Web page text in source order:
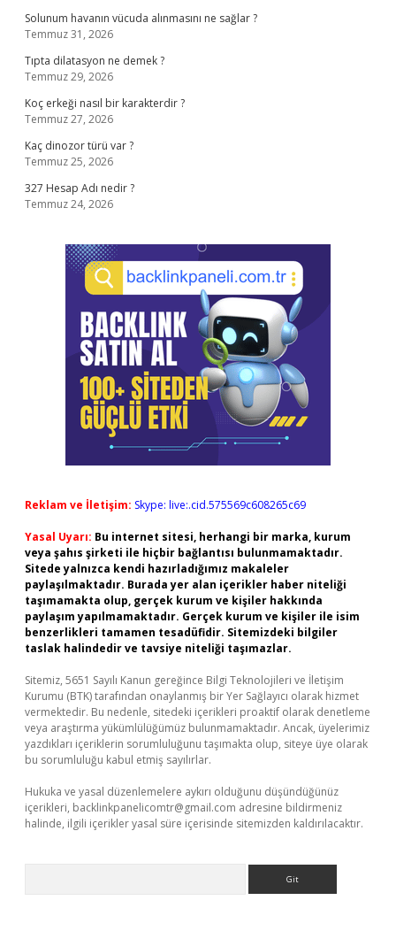
Solunum havanın vücuda alınmasını ne sağlar ?
Temmuz 31, 2026
Tıpta dilatasyon ne demek ?
Temmuz 29, 2026
Koç erkeği nasıl bir karakterdir ?
Temmuz 27, 2026
Kaç dinozor türü var ?
Temmuz 25, 2026
327 Hesap Adı nedir ?
Temmuz 24, 2026
Reklam ve İletişim: Skype: live:.cid.575569c608265c69
Yasal Uyarı: Bu internet sitesi, herhangi bir marka, kurum
veya şahıs şirketi ile hiçbir bağlantısı bulunmamaktadır.
Sitede yalnızca kendi hazırladığımız makaleler
paylaşılmaktadır. Burada yer alan içerikler haber niteliği
taşımamakta olup, gerçek kurum ve kişiler hakkında
paylaşım yapılmamaktadır. Gerçek kurum ve kişiler ile isim
benzerlikleri tamamen tesadüfidir. Sitemizdeki bilgiler
taslak halindedir ve tavsiye niteliği taşımazlar.
Sitemiz, 5651 Sayılı Kanun gereğince Bilgi Teknolojileri ve İletişim
Kurumu (BTK) tarafından onaylanmış bir Yer Sağlayıcı olarak hizmet
vermektedir. Bu nedenle, sitedeki içerikleri proaktif olarak denetleme
veya araştırma yükümlülüğümüz bulunmamaktadır. Ancak, üyelerimiz
yazdıkları içeriklerin sorumluluğunu taşımakta olup, siteye üye olarak
bu sorumluluğu kabul etmiş sayılırlar.
Hukuka ve yasal düzenlemelere aykırı olduğunu düşündüğünüz
içerikleri, backlinkpanelicomtr@gmail.com adresine bildirmeniz
halinde, ilgili içerikler yasal süre içerisinde sitemizden kaldırılacaktır.